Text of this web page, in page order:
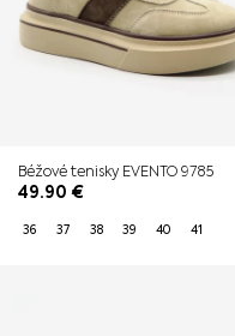
Béžové tenisky EVENTO 9785
49.90 €
36 37 38 39 40 41